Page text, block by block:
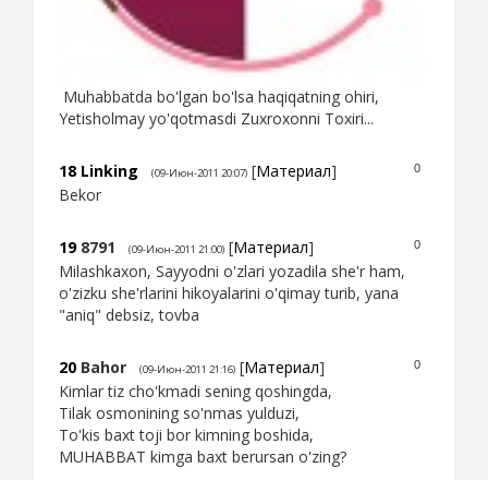
Muhabbatda bo'lgan bo'lsa haqiqatning ohiri,
Yetisholmay yo'qotmasdi Zuxroxonni Toxiri...
0
18 Linking (09-Июн-2011 20:07) [Материал]
Bekor
0
19 8791 (09-Июн-2011 21:00) [Материал]
Milashkaxon, Sayyodni o'zlari yozadila she'r ham,
o'zizku she'rlarini hikoyalarini o'qimay turib, yana
"aniq" debsiz, tovba
0
20 Bahor (09-Июн-2011 21:16) [Материал]
Kimlar tiz cho'kmadi sening qoshingda,
Tilak osmonining so'nmas yulduzi,
To'kis baxt toji bor kimning boshida,
MUHABBAT kimga baxt berursan o'zing?